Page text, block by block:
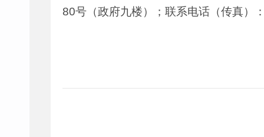
80号（政府九楼）；联系电话（传真）